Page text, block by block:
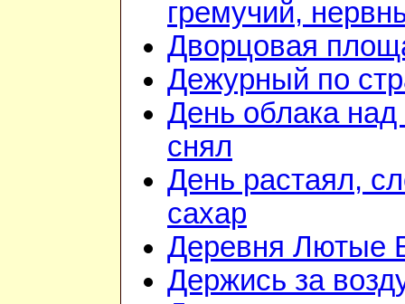
гремучий,
Дворцовая
Дежурный по
День облака
снял
День растаял,
сахар
Деревня Лютые
Держись за